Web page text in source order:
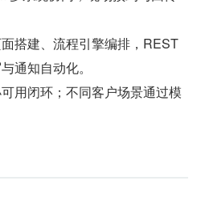
搭建、流程引擎编排，REST
通知自动化。
用闭环；不同客户场景通过模